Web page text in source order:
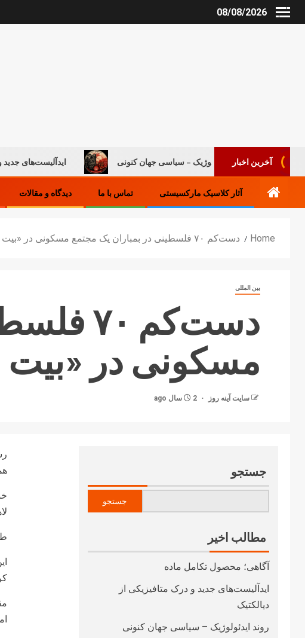
08/08/2026
آخرین اخبار ایدآلیست‌های جدید و درک روند ایدئولوژیک – سیاسی جهان کنونی
آثار کلاسیک مارکسیستی تماس با ما دیدگاه و مقالات
Home دست‌کم ۷۰ فلسطینی در بمباران یک مجتمع مسکونی در «بیت لاهیا» کشته شدند
بین المللی
دست‌کم
مسکونی در «بیت
سایت آینه‌ روز 2 سال ago
طبق
جستجو
جستجو
مطالب اخیر
آگاهی؛ محصول تکامل ماده
ایدآلیست‌های جدید و درک متافیزیکی از
دیالکتیک
روند ایدئولوژیک – سیاسی جهان کنونی